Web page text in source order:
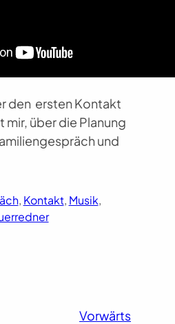
den ersten Kontakt
über die Planung
und
, Kontakt, Musik
Vorwärts